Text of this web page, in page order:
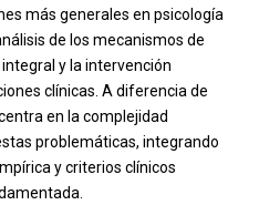
más generales en psicología
de los mecanismos de
y la intervención
clínicas. A diferencia de
en la complejidad
problemáticas, integrando
y criterios clínicos